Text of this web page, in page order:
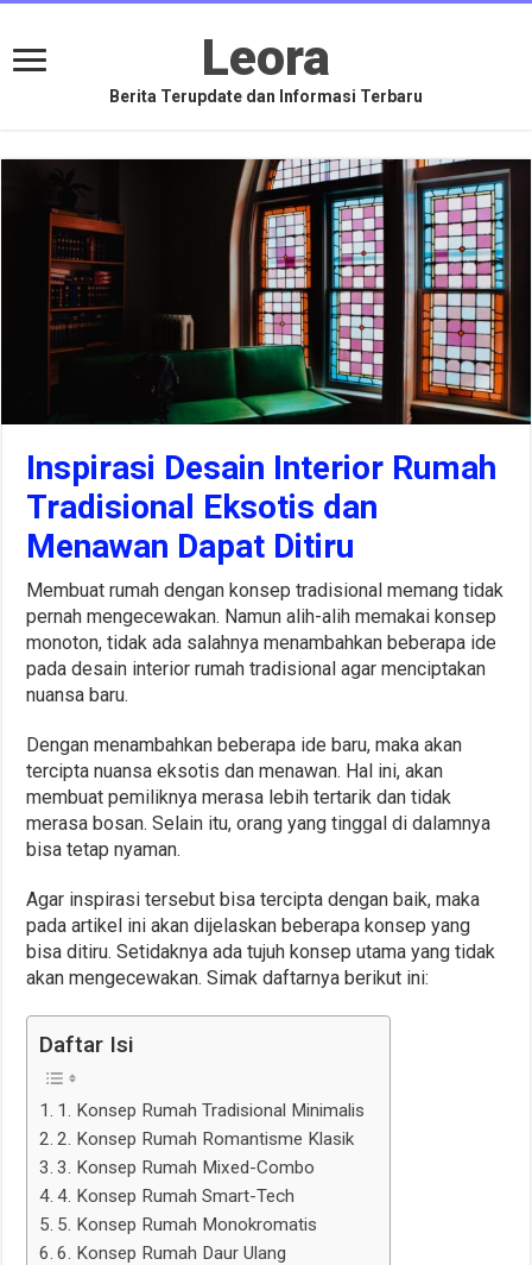
Leora
Berita Terupdate dan Informasi Terbaru
Inspirasi Desain Interior Rumah
Tradisional Eksotis dan
Menawan Dapat Ditiru
Membuat rumah dengan konsep tradisional memang tidak
pernah mengecewakan. Namun alih-alih memakai konsep
monoton, tidak ada salahnya menambahkan beberapa ide
pada desain interior rumah tradisional agar menciptakan
nuansa baru.
Dengan menambahkan beberapa ide baru, maka akan
tercipta nuansa eksotis dan menawan. Hal ini, akan
membuat pemiliknya merasa lebih tertarik dan tidak
merasa bosan. Selain itu, orang yang tinggal di dalamnya
bisa tetap nyaman.
Agar inspirasi tersebut bisa tercipta dengan baik, maka
pada artikel ini akan dijelaskan beberapa konsep yang
bisa ditiru. Setidaknya ada tujuh konsep utama yang tidak
akan mengecewakan. Simak daftarnya berikut ini:
Daftar Isi
1. Konsep Rumah Tradisional Minimalis
2. Konsep Rumah Romantisme Klasik
3. Konsep Rumah Mixed-Combo
4. Konsep Rumah Smart-Tech
5. Konsep Rumah Monokromatis
6. Konsep Rumah Daur Ulang